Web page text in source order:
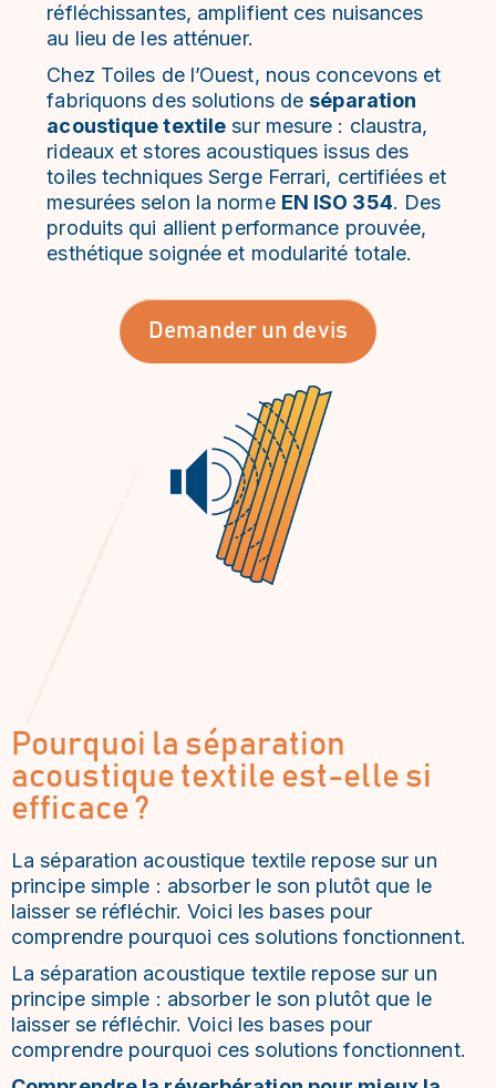
réfléchissantes, amplifient ces nuisances
au lieu de les atténuer.
Chez Toiles de l’Ouest, nous concevons et
fabriquons des solutions deséparation
acoustique textile sur mesure : claustra,
rideaux et stores acoustiques issus des
toiles techniques Serge Ferrari, certifiées et
mesurées selon la norme EN ISO 354. Des
produits qui allient performance prouvée,
esthétique soignée et modularité totale.
Demander un devis
Pourquoi la séparation
acoustique textile est-elle si
efficace ?
La séparation acoustique textile repose sur un
principe simple : absorber le son plutôt que le
laisser se réfléchir. Voici les bases pour
comprendre pourquoi ces solutions fonctionnent.
La séparation acoustique textile repose sur un
principe simple : absorber le son plutôt que le
laisser se réfléchir. Voici les bases pour
comprendre pourquoi ces solutions fonctionnent.